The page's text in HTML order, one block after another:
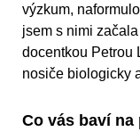
výzkum,
jsem s nimi
docentkou Petrou
nosiče biologicky
Co vás baví na